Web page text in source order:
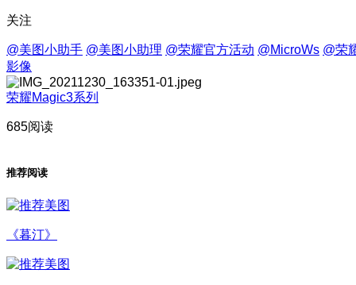
关注
@美图小助手 @美图小助理 @荣耀官方活动 @MicroWs @荣
影像
荣耀Magic3系列
685阅读
推荐阅读
《暮汀》